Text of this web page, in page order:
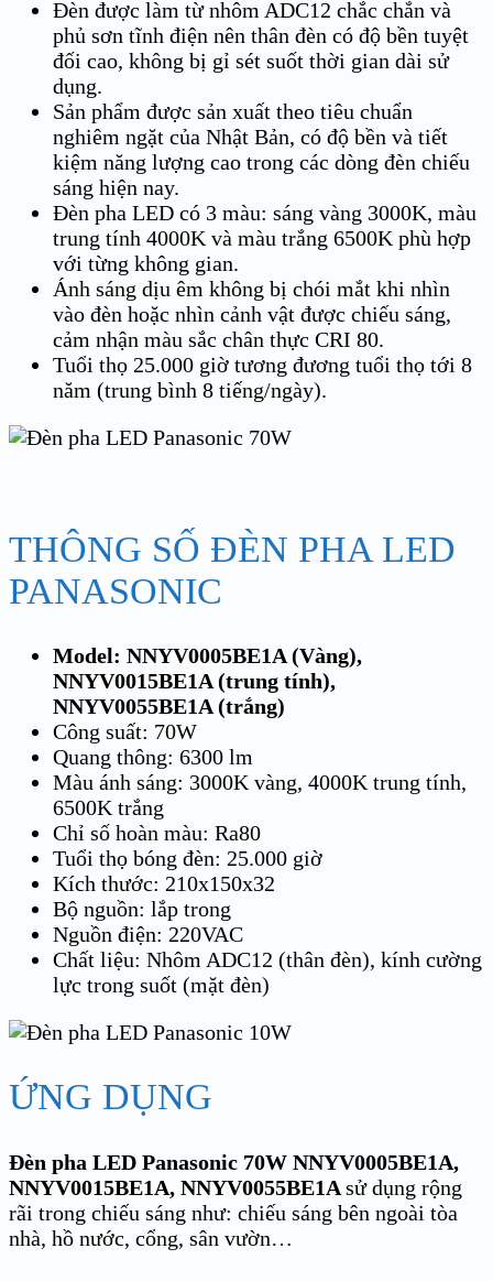
Đèn được làm từ nhôm ADC12 chắc chắn và
phủ sơn tĩnh điện nên thân đèn có độ bền tuyệt
đối cao, không bị gỉ sét suốt thời gian dài sử
dụng.
Sản phẩm được sản xuất theo tiêu chuẩn
nghiêm ngặt của Nhật Bản, có độ bền và tiết
kiệm năng lượng cao trong các dòng đèn chiếu
sáng hiện nay.
Đèn pha LED có 3 màu: sáng vàng 3000K, màu
trung tính 4000K và màu trắng 6500K phù hợp
với từng không gian.
Ánh sáng dịu êm không bị chói mắt khi nhìn
vào đèn hoặc nhìn cảnh vật được chiếu sáng,
cảm nhận màu sắc chân thực CRI 80.
Tuổi thọ 25.000 giờ tương đương tuổi thọ tới 8
năm (trung bình 8 tiếng/ngày).
THÔNG SỐ ĐÈN PHA LED
PANASONIC
Model: NNYV0005BE1A (Vàng),
NNYV0015BE1A (trung tính),
NNYV0055BE1A (trắng)
Công suất: 70W
Quang thông: 6300 lm
Màu ánh sáng: 3000K vàng, 4000K trung tính,
6500K trắng
Chỉ số hoàn màu: Ra80
Tuổi thọ bóng đèn: 25.000 giờ
Kích thước: 210x150x32
Bộ nguồn: lắp trong
Nguồn điện: 220VAC
Chất liệu: Nhôm ADC12 (thân đèn), kính cường
lực trong suốt (mặt đèn)
ỨNG DỤNG
Đèn pha LED Panasonic 70W NNYV0005BE1A,
NNYV0015BE1A, NNYV0055BE1Asử dụng rộng
rãi trong chiếu sáng như: chiếu sáng bên ngoài tòa
nhà, hồ nước, cổng, sân vườn…